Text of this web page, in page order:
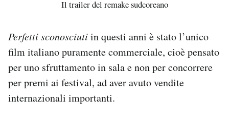
Il trailer del remake sudcoreano
Perfetti sconosciutiin questi anni è stato l’unico
film italiano puramente commerciale, cioè pensato
per uno sfruttamento in sala e non per concorrere
per premi ai festival, ad aver avuto vendite
internazionali importanti.